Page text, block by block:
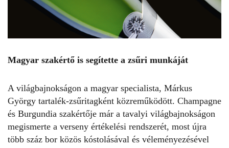
Magyar szakértő is segítette a zsűri munkáját
A világbajnokságon a magyar specialista, Márkus
György tartalék-zsűritagként közreműködött. Champagne
és Burgundia szakértője már a tavalyi világbajnokságon
megismerte a verseny értékelési rendszerét, most újra
több száz bor közös kóstolásával és véleményezésével